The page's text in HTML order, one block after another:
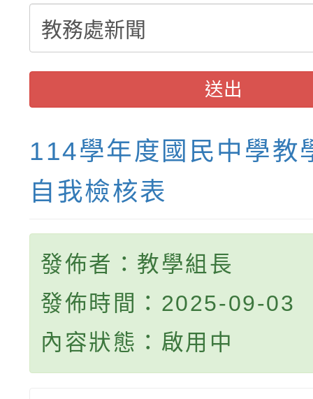
結果(第3招)
送出
114學年度國民中學教
自我檢核表
發佈者：教學組長
發佈時間：2025-09-03
內容狀態：啟用中